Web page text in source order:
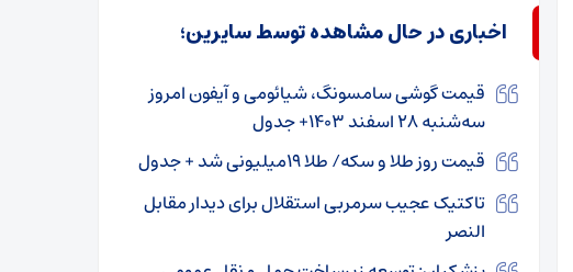
اخباری در حال مشاهده توسط سایرین؛
قیمت گوشی سامسونگ، شیائومی و آیفون امروز
سه‌شنبه ۲۸ اسفند ۱۴۰۳+ جدول
قیمت روز طلا و سکه/ طلا ۱۹میلیونی شد + جدول
تاکتیک عجیب سرمربی استقلال برای دیدار مقابل
النصر